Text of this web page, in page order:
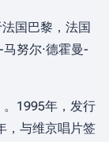
国巴黎，法国
努尔·德霍曼-
。1995年，发行
，与维京唱片签